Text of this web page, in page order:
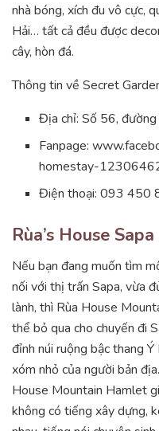
nhà bóng, xích đu vô cực,
Hải… tất cả đều được
cây, hòn đá.
Thông tin về Secret
Địa chỉ: Số 56,
Fanpage:
homestay-
Điện thoại: 093 450
Rùa’s House Sapa
Nếu bạn đang muốn tìm
nối với thị trấn Sapa, vừa
lành, thì Rùa House
thể bỏ qua cho chuyến đi
đỉnh núi ruộng bậc thang
xóm nhỏ của người bản
House Mountain Hamlet
không có tiếng xây dựng,